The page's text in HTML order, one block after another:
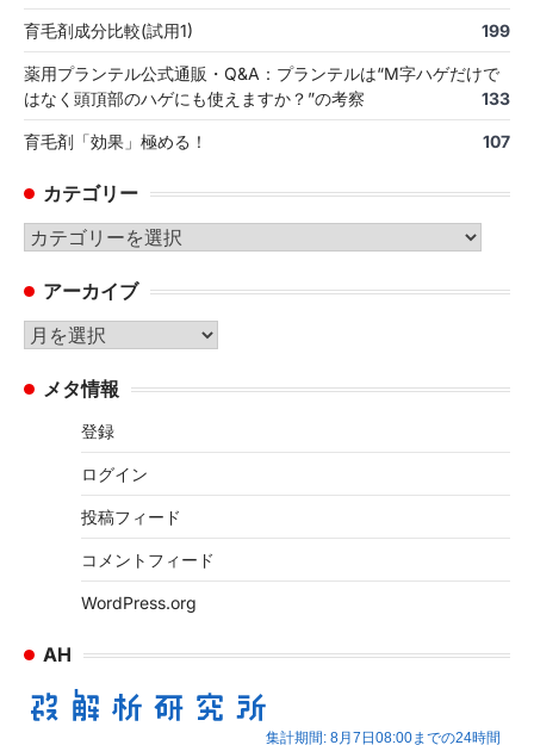
育毛剤成分比較(試用1) 199
薬用プランテル公式通販・Q&A：プランテルは“M字ハゲだけで
はなく頭頂部のハゲにも使えますか？”の考察
133
育毛剤「効果」極める！ 107
カテゴリー
カ
ゴ
リ
ー
アーカイブ
ア
カ メタ情報
登録
ログイン
投稿フィード
コメントフィード
WordPress.org
AH